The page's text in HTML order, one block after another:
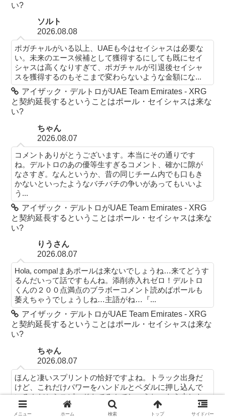
い?
ソルト
2026.08.08
ポガチャルがいる以上、UAEも今はセイシャスは必要な
い。未来のエース候補として獲得するにしても既にセイ
シャスは高くなりすぎて、ポガチャルが引退後セイシャ
スを獲得するのもそこまで変わらないような金額にな...
アイザック・デルトロがUAE Team Emirates - XRG
と契約延長するということはポール・セイシャスは来な
い?
ちゃん
2026.08.07
コメントありがとうございます。本当にその通りです
ね。デルトロのあの優等生すぎるコメント、確かに隙が
なさすぎ。なんというか、昔の同じチーム内でも口もき
かないといったようなバチバチの争いがあってもいいよ
う...
アイザック・デルトロがUAE Team Emirates - XRG
と契約延長するということはポール・セイシャスは来な
い?
りうさん
2026.08.07
Hola, compa!まあポールは来ないでしょうね…来てどうす
るんだいって話ですもんね。添削赤入れゼロ！デルトロ
くんの２００点満点のブラボーコメント読めばポールも
萎えちゃうでしょうしね…主語がね…『...
アイザック・デルトロがUAE Team Emirates - XRG
と契約延長するということはポール・セイシャスは来な
い?
ちゃん
2026.08.07
ほんと凄いスプリントの恰好ですよね。トラック出身だ
けど、これだけパワーをハンドルとペダルに押し込んで
いるんだからスピードもでるんでしょうね。もう少しキ
レイになると速くなるのかはわからないですね。これが...
メニュー ホーム 検索 トップ サイドバー